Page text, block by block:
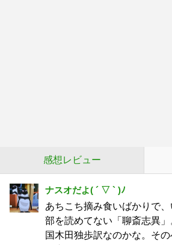
感想レビュー
ナスオだよ( ´ ▽ ` )ﾉ
あちこち摘み食いばかりで
部を読めてない「聊斎志異
国木田独歩訳なのかな。そ